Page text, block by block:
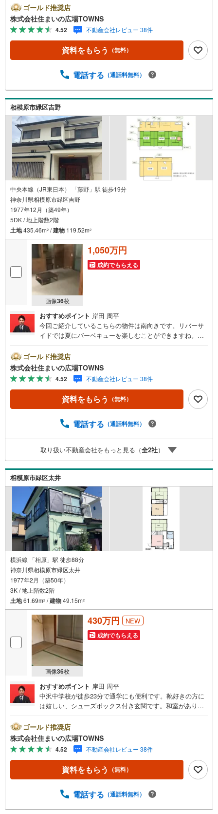
ってインテリアなどを飾りましょう。ファミリーの方にも
お薦めな、魅力溢れる4DKの物件です。こちらは南向きの
物件です。ぜひ一度ご覧ください。IHクッキングヒーター
付きの物件です。【年中無休/9:00～21:00】人気物件は特
にお問い合わせが集中するため、お早めにお電話下さい。
「室内・現地を見学する」ボタンよりご予約頂くとご見学
○住宅ローンのご相談○ライフプランのシミュレーション■
身になってお客様に合った物件をご紹介させて頂きます！ /
他社様掲載物件も併せてご紹介可能ですのでお気軽にお問
い合わせ下さい♪駐車場もございますので、お車でのお越
しも大歓迎です！
ゴールド推奨店
株式会社住まいの広場TOWNS
4.52 不動産会社レビュー 38件
資料をもらう （無料）
電話する （通話料無料）
相模原市緑区吉野
中央本線（JR東日本） 「藤野」駅 徒歩19分
神奈川県相模原市緑区吉野
1977年12月（築49年）
5DK / 地上階数2階
土地435.46m2 /建物 119.52m2
画像36枚
1,050万円
成約でもらえる
おすすめポイント 岸田 周平
今回ご紹介しているこちらの物件は南向きです。リバーサ
イドでは夏にバーベキューを楽しむことができますね。ト
があると、ちょっと休憩したいときにすぐ横になれます。
中古戸建て物件でリーズナブルかつ快適な生活を送りまし
ょう。119.52平米程の建物面積でスペースも十分。ファミ
リーの方にお勧めな広さの5DKの物件はこちらです。【年
中無休/9:00～21:00】人気物件は特にお問い合わせが集中
するため、お早めにお電話下さい。「室内・現地を見学す
他、各種ご相談も承っております。○住宅ローンのご相談○
らお客様へ経験豊富なスタッフが親身になってお客様に合
った物件をご紹介させて頂きます！ /他社様掲載物件も併せ
てご紹介可能ですのでお気軽にお問い合わせ下さい♪駐車
場もございますので、お車でのお越しも大歓迎です！
ゴールド推奨店
株式会社住まいの広場TOWNS
4.52 不動産会社レビュー 38件
資料をもらう （無料）
電話する （通話料無料）
取り扱い不動産会社をもっと見る（全2社）
相模原市緑区太井
横浜線 「相原」駅 徒歩88分
神奈川県相模原市緑区太井
1977年2月（築50年）
3K / 地上階数2階
土地61.69m2 /建物49.15m2
画像36枚
430万円 NEW
成約でもらえる
おすすめポイント 岸田 周平
中沢中学校が徒歩23分で通学にも便利です。靴好きの方に
は嬉しい、シューズボックス付き玄関です。和室がありま
子様のいるご家庭にもお勧め。伸び伸びと生活できる中古
戸建て物件がコチラです。こちらの土地は前面道路6m以上
です。間取が3Kとなっており、ゆったりとした空間が魅力
の物件です。49.15平米程の建物面積でスペースも十分。
【年中無休/9:00～21:00】人気物件は特にお問い合わせが
集中するため、お早めにお電話下さい。「室内・現地を見
その他、各種ご相談も承っております。○住宅ローンのご相
ゴールド推奨店
株式会社住まいの広場TOWNS
4.52 不動産会社レビュー 38件
資料をもらう （無料）
電話する （通話料無料）